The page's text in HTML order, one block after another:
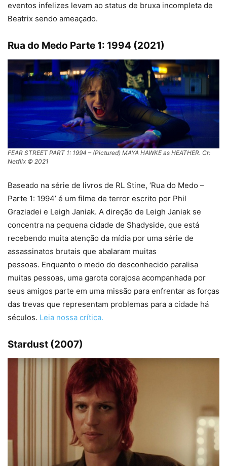
eventos infelizes levam ao status de bruxa incompleta de
Beatrix sendo ameaçado.
Rua do Medo Parte 1: 1994 (2021)
FEAR STREET PART 1: 1994 – (Pictured) MAYA HAWKE as HEATHER. Cr:
Netflix © 2021
Baseado na série de livros de RL Stine, ‘Rua do Medo –
Parte 1: 1994’ é um filme de terror escrito por Phil
Graziadei e Leigh Janiak. A direção de Leigh Janiak se
concentra na pequena cidade de Shadyside, que está
recebendo muita atenção da mídia por uma série de
assassinatos brutais que abalaram muitas
pessoas. Enquanto o medo do desconhecido paralisa
muitas pessoas, uma garota corajosa acompanhada por
seus amigos parte em uma missão para enfrentar as forças
das trevas que representam problemas para a cidade há
séculos. Leia nossa crítica.
Stardust (2007)